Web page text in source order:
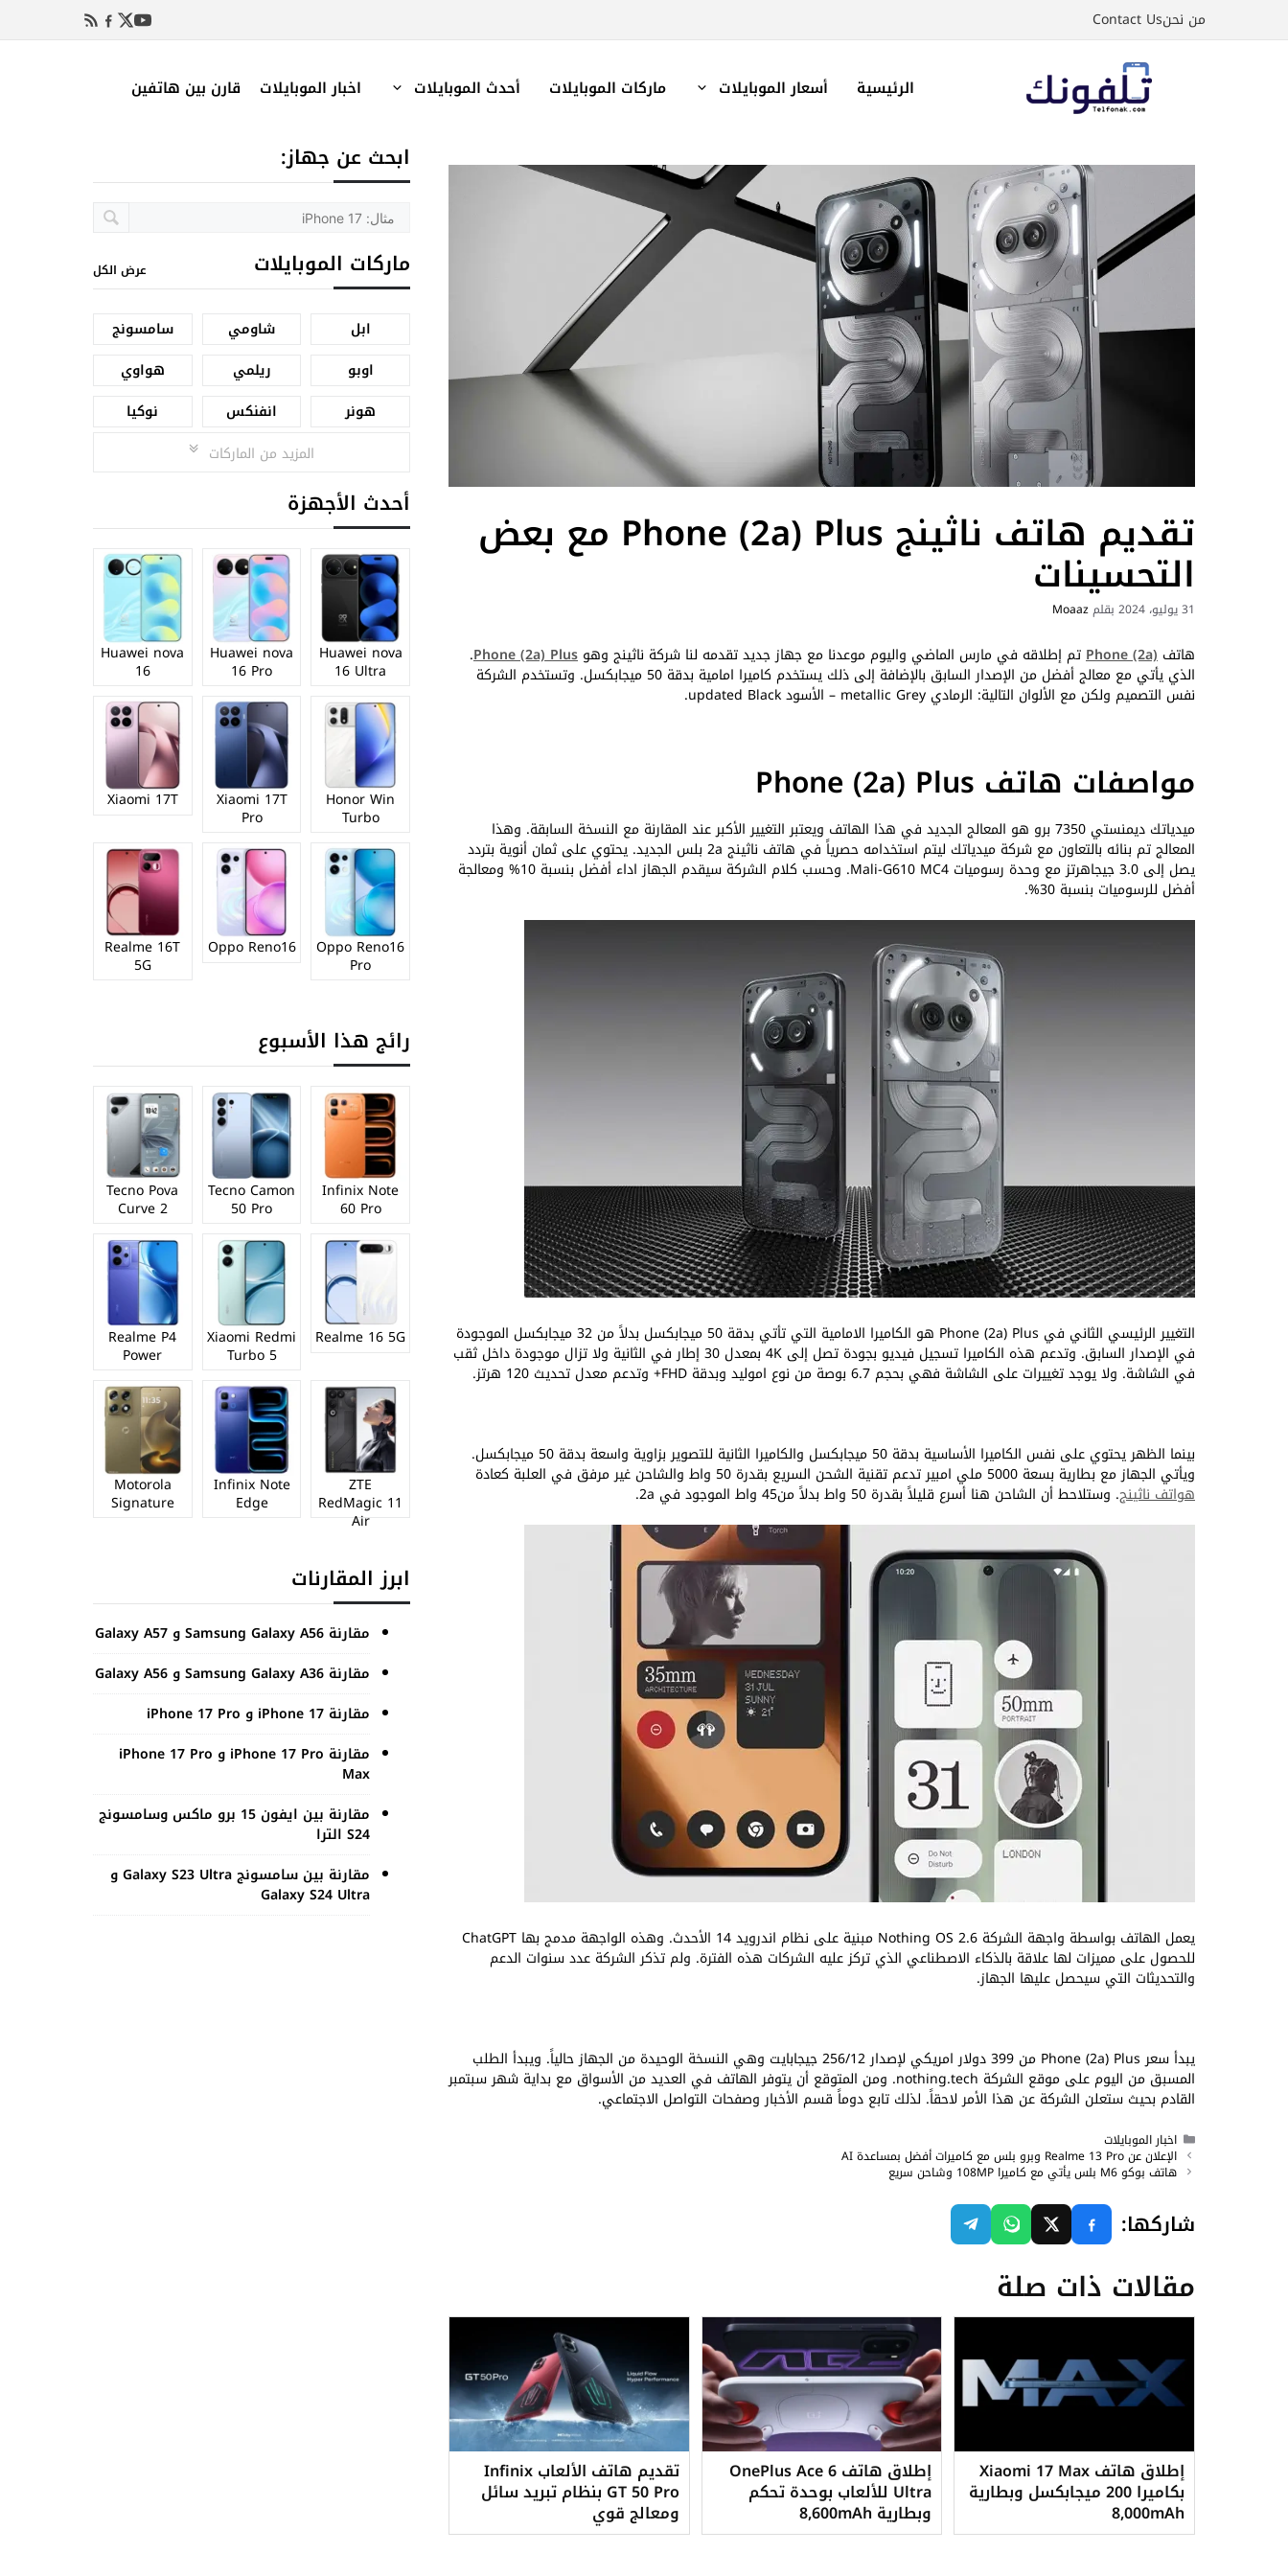
من نحنContact Us
الرئيسية أسعار الموبايلات ماركات الموبايلات أحدث الموبايلات اخبار الموبايلات قارن بين هاتفين
تقديم هاتف ناثينج Phone (2a) Plus مع بعض
التحسينات
31 يوليو، 2024 بقلمMoaaz
هاتف Phone (2a)تم إطلاقه في مارس الماضي واليوم موعدنا مع جهاز جديد تقدمه لنا شركة ناثينج وهو Phone (2a) Plus
.
الذي يأتي مع معالج أفضل من الإصدار السابق بالإضافة إلى ذلك يستخدم كاميرا امامية بدقة 50 ميجابكسل. وتستخدم الشركة
نفس التصميم ولكن مع الألوان التالية: الرمادي metallic Grey – الأسود updated Black.
مواصفات هاتف Phone (2a) Plus
ميدياتك ديمنستي 7350 برو هو المعالج الجديد في هذا الهاتف ويعتبر التغيير الأكبر عند المقارنة مع النسخة السابقة. وهذا
المعالج تم بنائه بالتعاون مع شركة ميدياتك ليتم استخدامه حصرياً في هاتف ناثينج 2a بلس الجديد. يحتوي على ثمان أنوية بتردد
يصل إلى 3.0 جيجاهرتز مع وحدة رسوميات Mali-G610 MC4. وحسب كلام الشركة سيقدم الجهاز اداء أفضل بنسبة 10% ومعالجة
أفضل للرسوميات بنسبة 30%.
التغيير الرئيسي الثاني في Phone (2a) Plus هو الكاميرا الامامية التي تأتي بدقة 50 ميجابكسل بدلاً من 32 ميجابكسل الموجودة
في الإصدار السابق. وتدعم هذه الكاميرا تسجيل فيديو بجودة تصل إلى 4K بمعدل 30 إطار في الثانية ولا تزال موجودة داخل ثقب
في الشاشة. ولا يوجد تغييرات على الشاشة فهي بحجم 6.7 بوصة من نوع اموليد وبدقة FHD+ وتدعم معدل تحديث 120 هرتز.
بينما الظهر يحتوي على نفس الكاميرا الأساسية بدقة 50 ميجابكسل والكاميرا الثانية للتصوير بزاوية واسعة بدقة 50 ميجابكسل.
ويأتي الجهاز مع بطارية بسعة 5000 ملي امبير تدعم تقنية الشحن السريع بقدرة 50 واط والشاحن غير مرفق في العلبة كعادة
هواتف ناثينج. وستلاحط أن الشاحن هنا أسرع قليلاً بقدرة 50 واط بدلاً من45 واط الموجود في 2a.
يعمل الهاتف بواسطة واجهة الشركة Nothing OS 2.6 مبنية على نظام اندرويد 14 الأحدث. وهذه الواجهة مدمج بها ChatGPT
للحصول على مميزات لها علاقة بالذكاء الاصطناعي الذي تركز عليه الشركات هذه الفترة. ولم تذكر الشركة عدد سنوات الدعم
والتحديثات التي سيحصل عليها الجهاز.
يبدأ سعر Phone (2a) Plus من 399 دولار امريكي لإصدار 256/12 جيجابايت وهي النسخة الوحيدة من الجهاز حالياً. ويبدأ الطلب
المسبق من اليوم على موقع الشركة nothing.tech. ومن المتوقع أن يتوفر الهاتف في العديد من الأسواق مع بداية شهر سبتمبر
القادم بحيث ستعلن الشركة عن هذا الأمر لاحقاً. لذلك تابع دوماً قسم الأخبار وصفحات التواصل الاجتماعي.
التصنيفات
اخبار الموبايلات
الإعلان عن Realme 13 Pro وبرو بلس مع كاميرات أفضل بمساعدة AI
هاتف بوكو M6 بلس يأتي مع كاميرا 108MP وشاحن سريع
شاركها:
مقالات ذات صلة
إطلاق هاتف Xiaomi 17 Max
بكاميرا 200 ميجابكسل وبطارية
8,000mAh
إطلاق هاتف OnePlus Ace 6
Ultra للألعاب بوحدة تحكم
وبطارية 8,600mAh
تقديم هاتف الألعاب Infinix
GT 50 Pro بنظام تبريد سائل
ومعالج قوي
ابحث عن جهاز:
ماركات الموبايلات عرض الكل
ابل شاومي
سامسونج
اوبو
ريلمي
هواوي
هونر
انفنكس
نوكيا
المزيد من الماركات
أحدث الأجهزة
Huawei nova
16 Ultra
Huawei nova
16 Pro
Huawei nova
16
Honor Win
Turbo
Xiaomi 17T
Pro
Xiaomi 17T
Oppo Reno16
Pro
Oppo Reno16
Realme 16T
5G
رائج هذا الأسبوع
Infinix Note
60 Pro
Tecno Camon
50 Pro
Tecno Pova
Curve 2
Realme 16 5G
Xiaomi Redmi
Turbo 5
Realme P4
Power
ZTE
RedMagic 11
Air
Infinix Note
Edge
Motorola
Signature
ابرز المقارنات
مقارنة Samsung Galaxy A56 و Galaxy A57
مقارنة Samsung Galaxy A36 و Galaxy A56
مقارنة iPhone 17 و iPhone 17 Pro
مقارنة iPhone 17 Pro و iPhone 17 Pro
Max
مقارنة بين ايفون 15 برو ماكس وسامسونج
S24 الترا
مقارنة بين سامسونج Galaxy S23 Ultra و
Galaxy S24 Ultra